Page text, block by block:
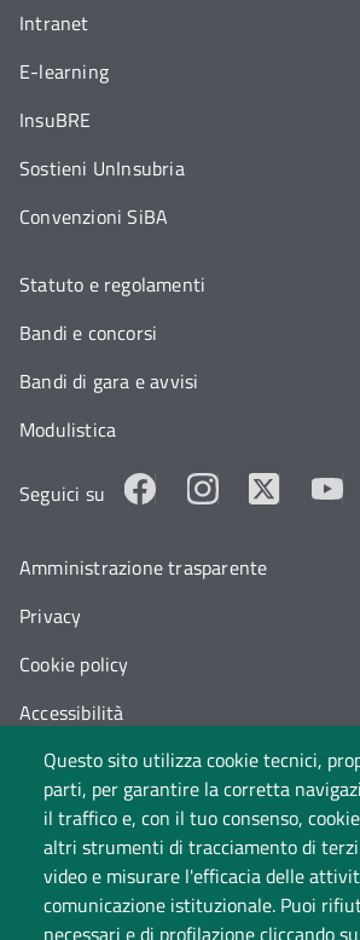
Questo sito utilizza cookie tecnici,
parti, per garantire la corretta
il traffico e, con il tuo consenso,
altri strumenti di tracciamento di
video e misurare l'efficacia delle
comunicazione istituzionale. Puoi
Intranet
E-learning
InsuBRE
Sostieni UnInsubria
Convenzioni SiBA
Statuto e regolamenti
Bandi e concorsi
Bandi di gara e avvisi
Modulistica
Seguici su
Amministrazione trasparente
Privacy
Cookie policy
Accessibilità
Cambia idea sui cookie
Dati di monitoraggio